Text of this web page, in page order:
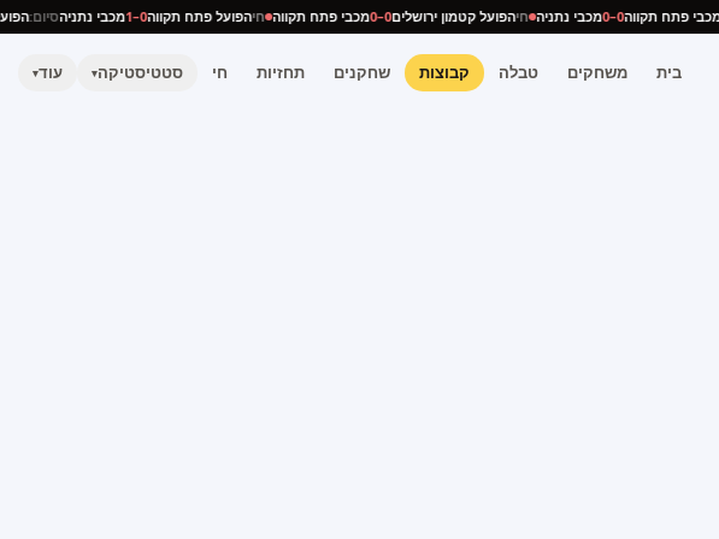
חימכבי פתח תקווה0–0 מכבי נתניה חיהפועל קטמון ירושלים0–0 מכבי פתח תקווה חיהפועל פתח תקווה0–1 מכבי נתניהסיום:
בית משחקים טבלה קבוצות שחקנים תחזיות חי סטטיסטיקה▾ עוד▾